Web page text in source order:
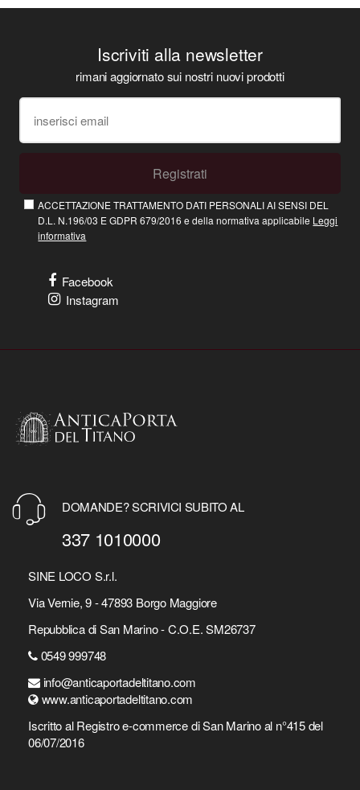
Iscriviti alla newsletter
rimani aggiornato sui nostri nuovi prodotti
Registrati
ACCETTAZIONE TRATTAMENTO DATI PERSONALI AI SENSI DEL
D.L. N.196/03 E GDPR 679/2016 e della normativa applicabile Leggi
informativa
Facebook
Instagram
DOMANDE? SCRIVICI SUBITO AL
337 1010000
SINE LOCO S.r.l.
Via Vernie, 9 - 47893 Borgo Maggiore
Repubblica di San Marino - C.O.E. SM26737
0549 999748
info@anticaportadeltitano.com
www.anticaportadeltitano.com
Iscritto al Registro e-commerce di San Marino al n°415 del
06/07/2016